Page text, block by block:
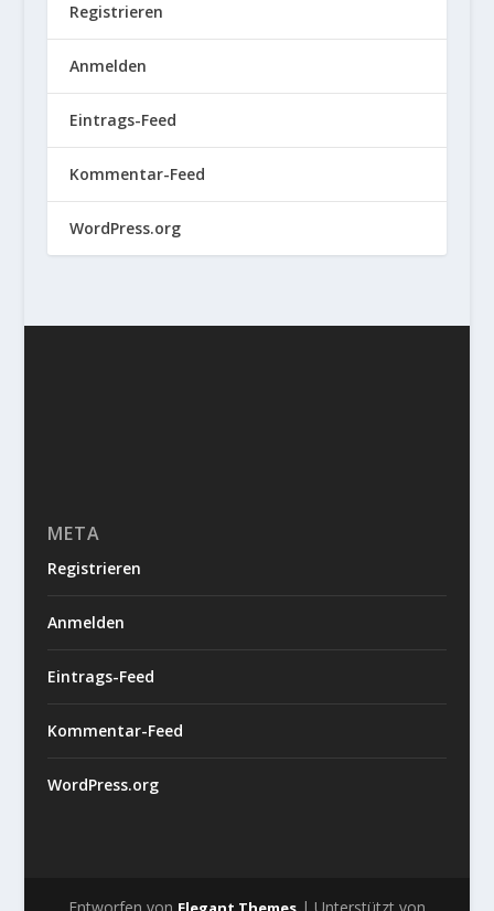
Registrieren
Anmelden
Eintrags-Feed
Kommentar-Feed
WordPress.org
META
Registrieren
Anmelden
Eintrags-Feed
Kommentar-Feed
WordPress.org